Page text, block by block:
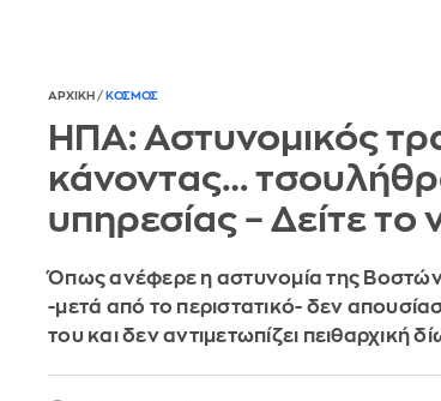
ΑΡΧΙΚΗ / ΚΟΣΜΟΣ
ΗΠΑ: Αστυνομικός
κάνοντας…
υπηρεσίας – Δείτε το
Όπως ανέφερε η αστυνομία της
-μετά από το περιστατικό- δεν
του και δεν αντιμετωπίζει πειθαρχική